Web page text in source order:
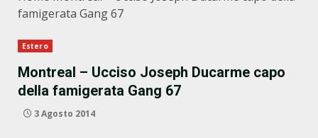
famigerata Gang 67
Estero
Montreal – Ucciso Joseph Ducarme capo
della famigerata Gang 67
3 Agosto 2014